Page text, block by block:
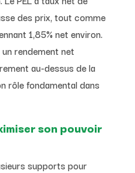
des prix, tout comme
1,85% net environ.
un rendement net
au-dessus de la
rôle fondamental dans
son pouvoir
supports pour